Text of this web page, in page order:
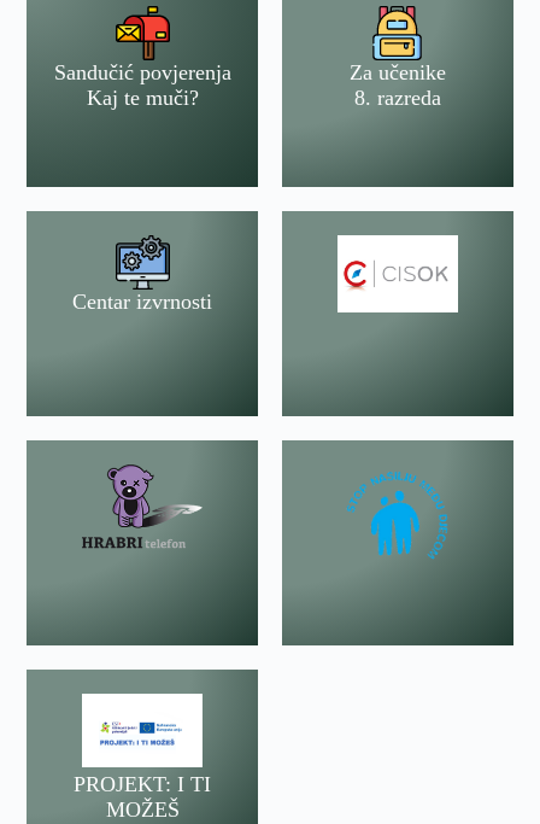
Sandučić povjerenja
Kaj te muči?
Za učenike
8. razreda
Centar izvrnosti
PROJEKT: I TI
MOŽEŠ